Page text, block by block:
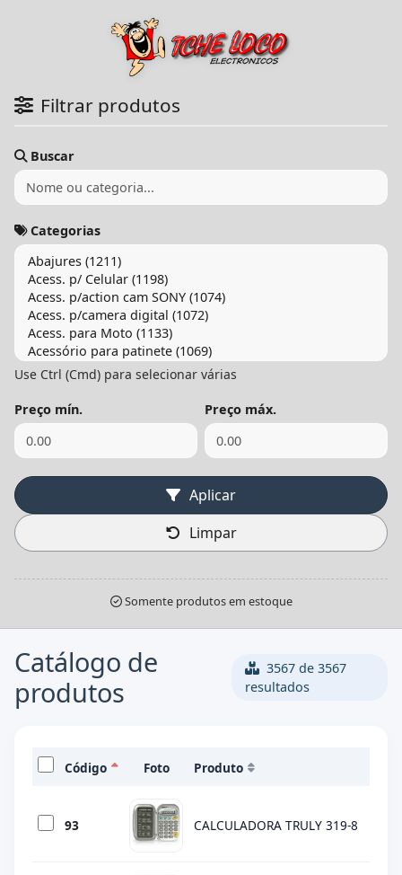
Filtrar produtos
Buscar
Categorias
Use Ctrl (Cmd) para selecionar várias
Preço mín. Preço máx.
Aplicar
Limpar
Somente produtos em estoque
Catálogo de
produtos
3567 de 3567
resultados
Código Foto Produto
93 CALCULADORA TRULY 319-8